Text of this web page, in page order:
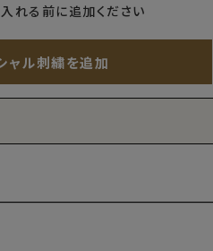
れる前に追加ください
ャル刺繍を追加